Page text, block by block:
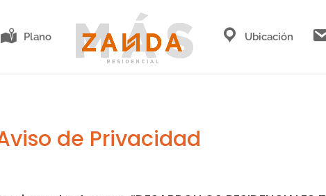
Plano Ubicación
de Privacidad